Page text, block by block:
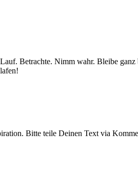
Betrachte. Nimm wahr. Bleibe
Bitte teile Deinen Text via